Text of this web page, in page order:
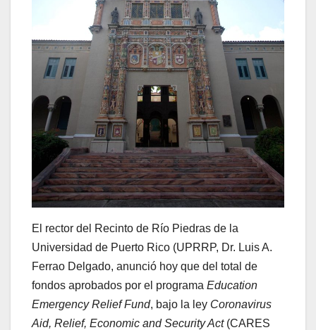
El rector del Recinto de Río Piedras de la
Universidad de Puerto Rico (UPRRP, Dr. Luis A.
Ferrao Delgado, anunció hoy que del total de
fondos aprobados por el programa Education
Emergency Relief Fund, bajo la ley Coronavirus
Aid, Relief, Economic and Security Act(CARES